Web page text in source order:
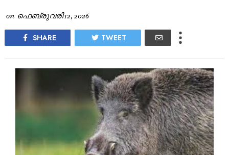
on ഫെബ്രുവരി 12, 2026
SHARE TWEET